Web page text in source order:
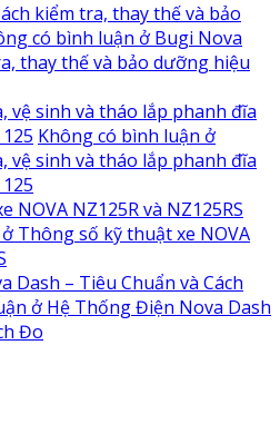
kiểm tra, thay thế và bảo
có bình luận ở Bugi Nova
thay thế và bảo dưỡng hiệu
vệ sinh và tháo lắp phanh đĩa
Không có bình luận ở
vệ sinh và tháo lắp phanh đĩa
NOVA NZ125R và NZ125RS
ở Thông số kỹ thuật xe NOVA
Dash – Tiêu Chuẩn và Cách
ở Hệ Thống Điện Nova Dash
Đo